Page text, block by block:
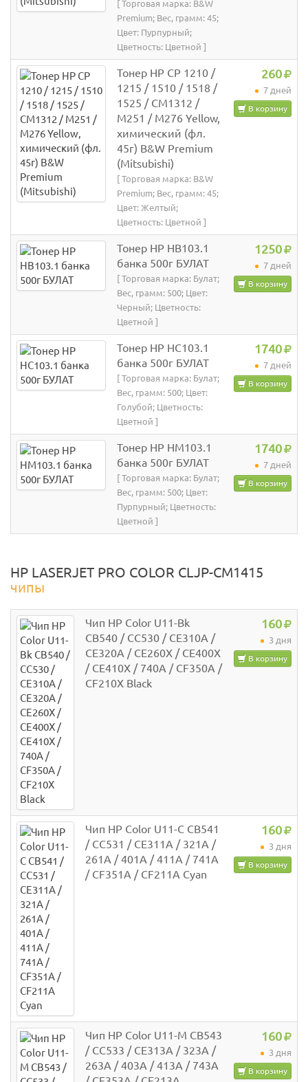
[ Торговая марка: B&W
Premium; Вес, грамм: 45;
Цвет: Пурпурный;
Цветность: Цветной ]
Тонер HP CP 1210 /
1215 / 1510 / 1518 /
1525 / CM1312 /
M251 / M276 Yellow,
химический (фл.
45г) B&W Premium
(Mitsubishi)
[ Торговая марка: B&W
Premium; Вес, грамм: 45;
Цвет: Желтый;
Цветность: Цветной ]
260
7 дней
В корзину
Тонер HP HB103.1
банка 500г БУЛАТ
[ Торговая марка: Булат;
Вес, грамм: 500; Цвет:
Черный; Цветность:
Цветной ]
1250
7 дней
В корзину
Тонер HP HC103.1
банка 500г БУЛАТ
[ Торговая марка: Булат;
Вес, грамм: 500; Цвет:
Голубой; Цветность:
Цветной ]
1740
7 дней
В корзину
Тонер HP HM103.1
банка 500г БУЛАТ
[ Торговая марка: Булат;
Вес, грамм: 500; Цвет:
Пурпурный; Цветность:
Цветной ]
1740
7 дней
В корзину
HP LASERJET PRO COLOR CLJP-CM1415
чипы
Чип HP Color U11-Bk
CB540 / CC530 / CE310A /
CE320A / CE260X / CE400X
/ CE410X / 740A / CF350A /
CF210X Black
160
3 дня
В корзину
Чип HP Color U11-C CB541
/ CC531 / CE311A / 321A /
261A / 401A / 411A / 741A
/ CF351A / CF211A Cyan
160
3 дня
В корзину
Чип HP Color U11-M CB543
/ CC533 / CE313A / 323A /
263A / 403A / 413A / 743A
160
3 дня
В корзину